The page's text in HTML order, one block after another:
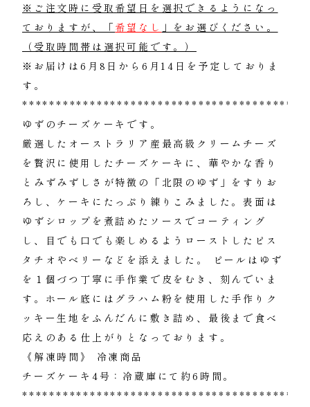
※ご注文時に受取希望日を選択できるようになっ
ておりますが、「 希望なし 」をお選びください。
（受取時間帯は選択可能です。）
※お届けは6月8日から6月14日を予定しておりま
す。
ゆずのチーズケーキです。
厳選したオーストラリア産最高級クリームチーズ
を贅沢に使用したチーズケーキに、華やかな香り
とみずみずしさが特徴の「北限のゆず」をすりお
ろし、ケーキにたっぷり練りこみました。表面は
ゆずシロップを煮詰めたソースでコーティング
し、目でも口でも楽しめるようローストしたピス
タチオやベリーなどを添えました。 ピールはゆず
を１個づつ丁寧に手作業で皮をむき、刻んでいま
す。ホール底にはグラハム粉を使用した手作りク
ッキー生地をふんだんに敷き詰め、最後まで食べ
応えのある仕上がりとなっております。
《解凍時間》 冷凍商品
チーズケーキ4号：冷蔵庫にて約6時間。